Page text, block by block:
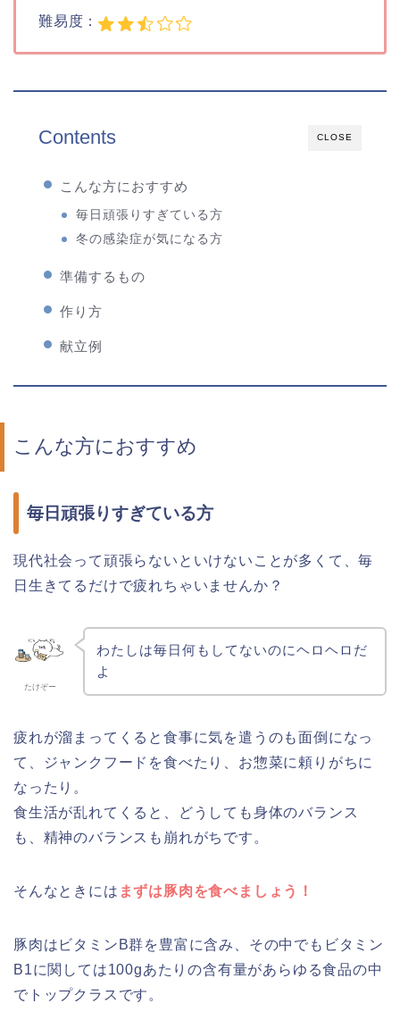
難易度：
CLOSE
Contents
こんな方におすすめ
毎日頑張りすぎている方
冬の感染症が気になる方
準備するもの
作り方
献立例
こんな方におすすめ
毎日頑張りすぎている方
現代社会って頑張らないといけないことが多くて、毎
日生きてるだけで疲れちゃいませんか？
たけぞー
わたしは毎日何もしてないのにヘロヘロだ
よ
疲れが溜まってくると食事に気を遣うのも面倒になっ
て、ジャンクフードを食べたり、お惣菜に頼りがちに
なったり。
食生活が乱れてくると、どうしても身体のバランス
も、精神のバランスも崩れがちです。
そんなときには まずは豚肉を食べましょう！
豚肉はビタミンB群を豊富に含み、その中でもビタミン
B1に関しては100gあたりの含有量があらゆる食品の中
でトップクラスです。